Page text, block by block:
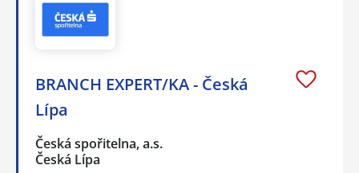
BRANCH EXPERT/KA - Česká
Lípa
Česká spořitelna, a.s.
Česká Lípa